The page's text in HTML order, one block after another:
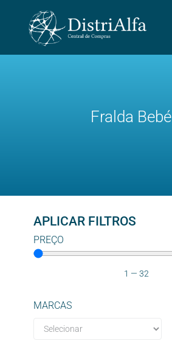
Fralda Bebé
APLICAR FILTROS
PREÇO
1 — 32
MARCAS